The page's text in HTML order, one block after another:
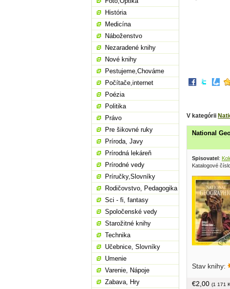
V kategórii
National
Spisovatel:
Katalogové
Stav knihy:
€2,00 (1 171
História
Medicína
Náboženstvo
Nezaradené knihy
Nové knihy
Pestujeme,Chováme
Počítače,internet
Poézia
Politika
Právo
Pre šikovné ruky
Príroda, Javy
Prírodná lekáreň
Prírodné vedy
Príručky,Slovníky
Rodičovstvo, Pedagogika
Sci - fi, fantasy
Spoločenské vedy
Starožitné knihy
Technika
Učebnice, Slovníky
Umenie
Varenie, Nápoje
Zabava, Hry